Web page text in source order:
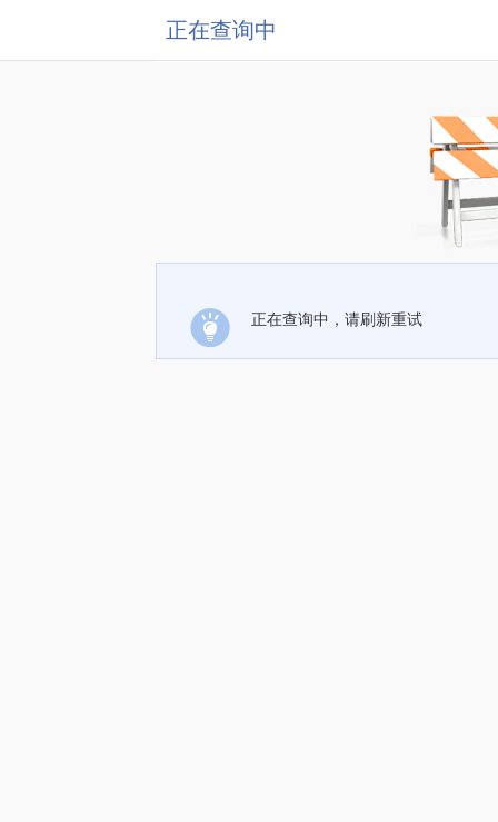
正在查询中
正在查询中，请刷新重试